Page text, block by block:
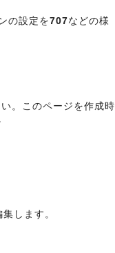
の設定を707などの様
。このページを作成時
します。